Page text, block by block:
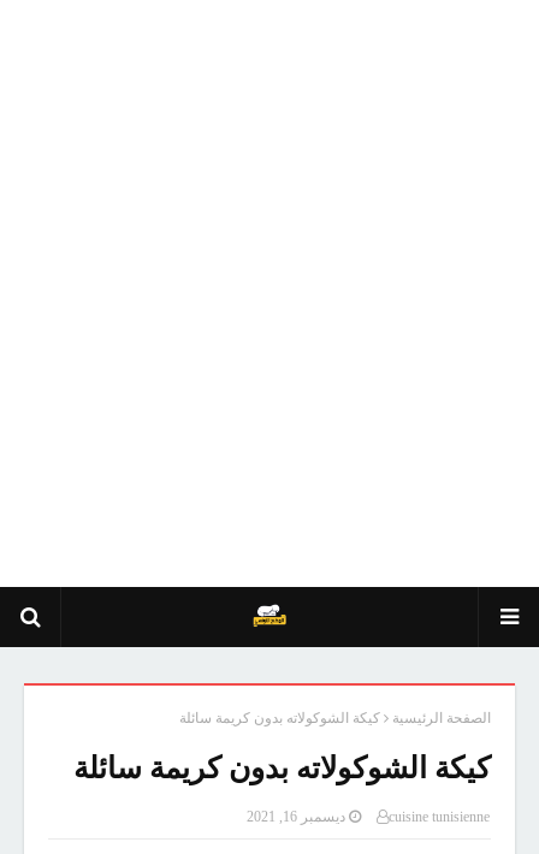
الصفحة الرئيسية كيكة الشوكولاته بدون كريمة سائلة
كيكة الشوكولاته بدون كريمة سائلة
cuisine tunisienne ديسمبر 16, 2021